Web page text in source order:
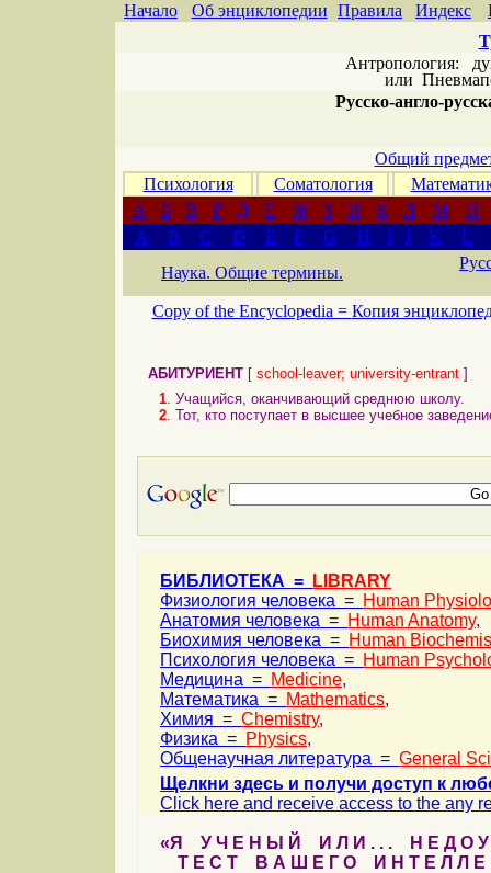
Начало Об энциклопедии Правила Индекс
Антропология:
или
Русско-англо-
Общий
Психология
Соматология
А
Б В Г Д Е Ж З И К Л М
Н
A
B C D E F G H I J K
L
Наука. Общие термины.
Copy of the Encyclopedia = Копия
АБИТУРИЕНТ [ school-leaver; university-entrant ]
1. Учащийся, оканчивающий среднюю школу.
2. Тот, кто поступает в высшее учебное
БИБЛИОТЕКА =
LIBRARY
Физиология человека = Human
Анатомия человека = Human Anatomy,
Биохимия человека = Human
Психология человека = Human
Медицина = Medicine,
Математика = Mathematics,
Химия = Chemistry,
Физика = Physics,
Общенаучная литература = General
Щелкни здесь и получи доступ к
Click here and receive access to the any
«Я У Ч Е Н Ы Й И Л И . . . Н Е Д О У
Т Е С Т В А Ш Е Г О И Н Т Е Л Л Е